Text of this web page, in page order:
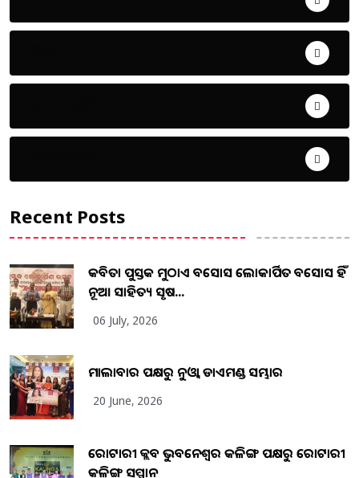
Recent Posts
କବିତା ପୁସ୍ତକ ମୁଠାଏ ଅବସୋସ ଲୋକାର୍ପିତ ଅବସୋସ ହିଁ
ନୂଆ ସାହିତ୍ୟ ସୃଷ...
06 July, 2026
ମାଲାବାର ପକ୍ଷରୁ ନୁଓ୍ବା ଡାଏମଣ୍ଡ ସମ୍ଭାର
20 June, 2026
ରୋଟାରୀ କ୍ଲବ ଭୁବନେଶ୍ୱର କଳିଙ୍ଗ ପକ୍ଷରୁ ରୋଟାରୀ
କଳିଙ୍ଗ ସମ୍ମାନ